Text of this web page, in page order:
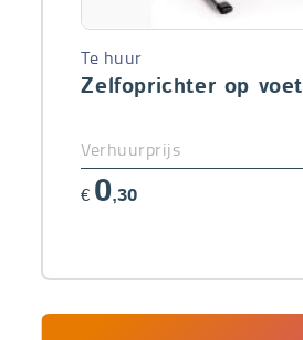
Zelfoprichter op voet
Te huur
Verhuurprijs
€ 0,30